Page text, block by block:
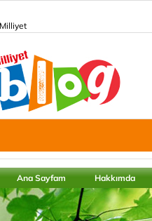
Milliyet
Ana Sayfam Hakkımda